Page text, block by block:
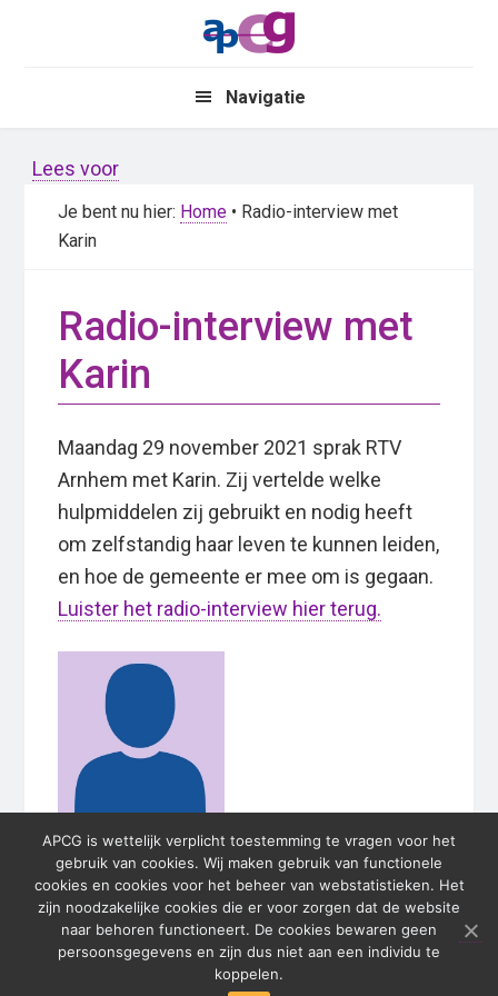
Navigatie
Lees voor
Je bent nu hier: Home • Radio-interview met
Karin
Radio-interview met
Karin
Maandag 29 november 2021 sprak RTV
Arnhem met Karin. Zij vertelde welke
hulpmiddelen zij gebruikt en nodig heeft
om zelfstandig haar leven te kunnen leiden,
en hoe de gemeente er mee om is gegaan.
Luister het radio-interview hier terug.
Primary
Sidebar
© 2026 APCG · In de Weerd · Weerdjesstraat 168 · 6811
APCG is wettelijk verplicht toestemming te vragen voor het
gebruik van cookies. Wij maken gebruik van functionele
cookies en cookies voor het beheer van webstatistieken. Het
zijn noodzakelijke cookies die er voor zorgen dat de website
naar behoren functioneert. De cookies bewaren geen
persoonsgegevens en zijn dus niet aan een individu te
koppelen.